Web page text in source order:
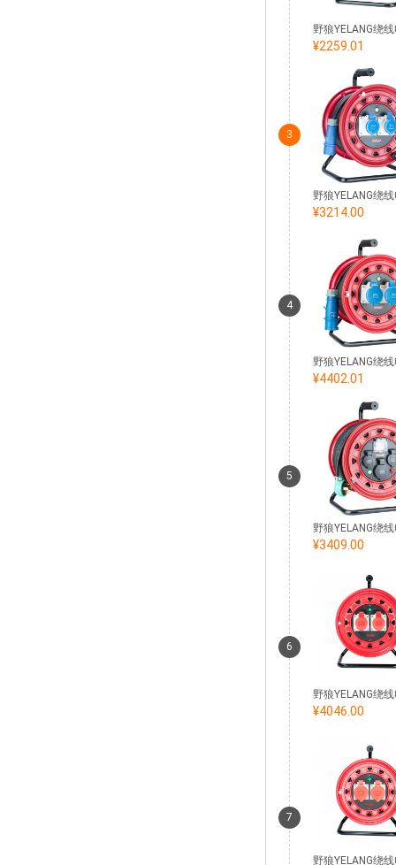
3
4
5
6
7
¥2259.01
¥3214.00
¥4402.01
¥3409.00
¥4046.00